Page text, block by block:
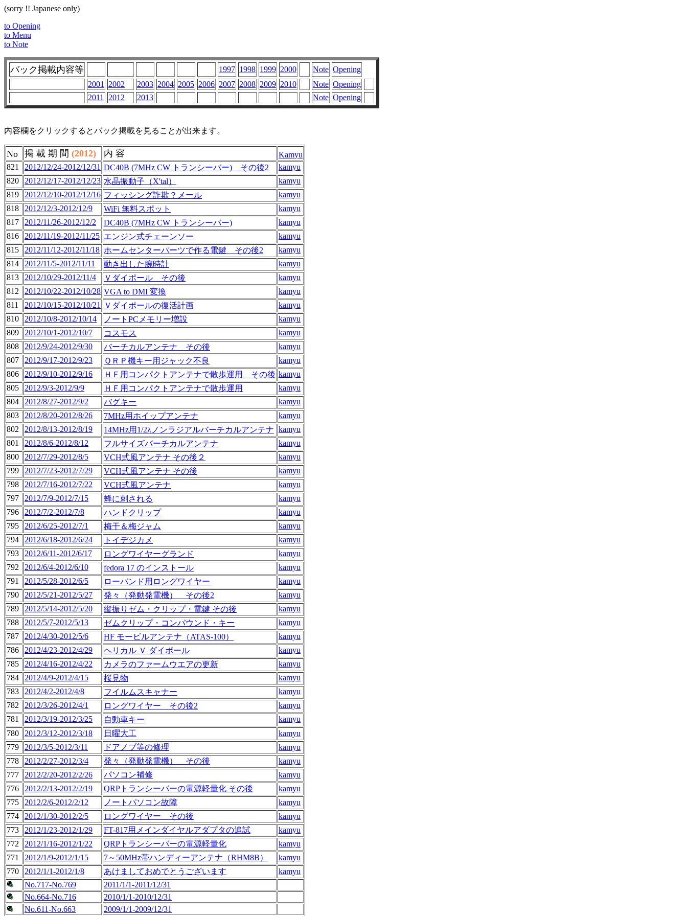
(sorry !! Japanese only)
to Opening
to Menu
to Note
バック掲載内容等 1997 1998 1999 2000 Note Opening
2001
2002 2003 2004 2005 2006 2007 2008 2009 2010 Note Opening
2011
2012 2013 Note Opening
内容欄をクリックするとバック掲載を見ることが出来ます。
No 掲 載 期 間 (2012) 内 容
Kamyu
821
2012/12/24-2012/12/31 DC40B (7MHz CW トランシーバー) その後2
kamyu
820
2012/12/17-2012/12/23 水晶振動子（X'tal）
kamyu
819
2012/12/10-2012/12/16 フィッシング詐欺？メール
kamyu
818
2012/12/3-2012/12/9 WiFi 無料スポット
kamyu
817
2012/11/26-2012/12/2 DC40B (7MHz CW トランシーバー)
kamyu
816
2012/11/19-2012/11/25 エンジン式チェーンソー
kamyu
815
2012/11/12-2012/11/18 ホームセンターパーツで作る電鍵 その後2
kamyu
814
2012/11/5-2012/11/11 動き出した腕時計
kamyu
813
2012/10/29-2012/11/4 Ｖダイポール その後
kamyu
812
2012/10/22-2012/10/28 VGA to DMI 変換
kamyu
811
2012/10/15-2012/10/21 Ｖダイポールの復活計画
kamyu
810
2012/10/8-2012/10/14 ノートPCメモリー増設
kamyu
809
2012/10/1-2012/10/7 コスモス
kamyu
808
2012/9/24-2012/9/30 バーチカルアンテナ その後
kamyu
807
2012/9/17-2012/9/23 ＱＲＰ機キー用ジャック不良
kamyu
806
2012/9/10-2012/9/16 ＨＦ用コンパクトアンテナで散歩運用 その後 kamyu
805
2012/9/3-2012/9/9 ＨＦ用コンパクトアンテナで散歩運用
kamyu
804
2012/8/27-2012/9/2 バグキー
kamyu
803
2012/8/20-2012/8/26 7MHz用ホイップアンテナ
kamyu
802
2012/8/13-2012/8/19 14MHz用1/2λノンラジアルバーチカルアンテナ kamyu
801
2012/8/6-2012/8/12 フルサイズバーチカルアンテナ
kamyu
800
2012/7/29-2012/8/5 VCH式風アンテナ その後２
kamyu
799
2012/7/23-2012/7/29 VCH式風アンテナ その後
kamyu
798
2012/7/16-2012/7/22 VCH式風アンテナ
kamyu
797
2012/7/9-2012/7/15 蜂に刺される
kamyu
796
2012/7/2-2012/7/8 ハンドクリップ
kamyu
795
2012/6/25-2012/7/1 梅干＆梅ジャム
kamyu
794
2012/6/18-2012/6/24 トイデジカメ
kamyu
793
2012/6/11-2012/6/17 ロングワイヤーグランド
kamyu
792
2012/6/4-2012/6/10 fedora 17 のインストール
kamyu
791
2012/5/28-2012/6/5 ローバンド用ロングワイヤー
kamyu
790
2012/5/21-2012/5/27 発々（発動発電機） その後2
kamyu
789
2012/5/14-2012/5/20 縦振りゼム・クリップ・電鍵 その後
kamyu
788
2012/5/7-2012/5/13 ゼムクリップ・コンパウンド・キー
kamyu
787
2012/4/30-2012/5/6 HF モービルアンテナ（ATAS-100）
kamyu
786
2012/4/23-2012/4/29 ヘリカル Ｖ ダイポール
kamyu
785
2012/4/16-2012/4/22 カメラのファームウエアの更新
kamyu
784
2012/4/9-2012/4/15 桜見物
kamyu
783
2012/4/2-2012/4/8 フイルムスキャナー
kamyu
782
2012/3/26-2012/4/1 ロングワイヤー その後2
kamyu
781
2012/3/19-2012/3/25 自動車キー
kamyu
780
2012/3/12-2012/3/18 日曜大工
kamyu
779
2012/3/5-2012/3/11 ドアノブ等の修理
kamyu
778
2012/2/27-2012/3/4 発々（発動発電機） その後
kamyu
777
2012/2/20-2012/2/26 パソコン補修
kamyu
776
2012/2/13-2012/2/19 QRPトランシーバーの電源軽量化 その後
kamyu
775
2012/2/6-2012/2/12 ノートパソコン故障
kamyu
774
2012/1/30-2012/2/5 ロングワイヤー その後
kamyu
773
2012/1/23-2012/1/29 FT-817用メインダイヤルアダプタの追試
kamyu
772
2012/1/16-2012/1/22 QRPトランシーバーの電源軽量化
kamyu
771
2012/1/9-2012/1/15 7～50MHz帯ハンディーアンテナ（RHM8B）
kamyu
770
2012/1/1-2012/1/8 あけましておめでとうございます
kamyu
No.717-No.769
2011/1/1-2011/12/31
No.664-No.716
2010/1/1-2010/12/31
No.611-No.663
2009/1/1-2009/12/31